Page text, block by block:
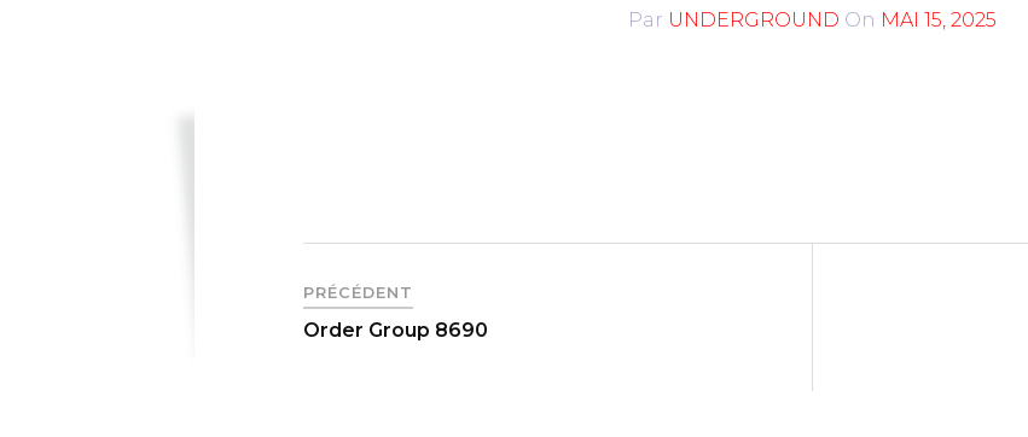
Par UNDERGROUND On MAI 15, 2025
PRÉCÉDENT
Order Group 8690